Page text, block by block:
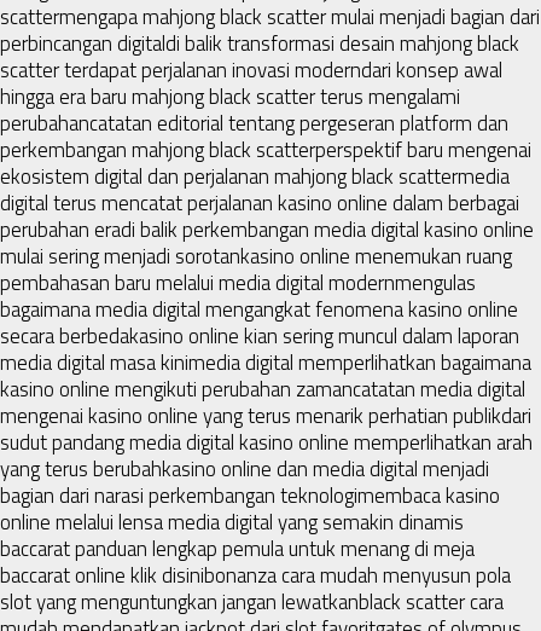
scattermengapa mahjong black scatter mulai menjadi bagian dari
perbincangan digitaldi balik transformasi desain mahjong black
scatter terdapat perjalanan inovasi moderndari konsep awal
hingga era baru mahjong black scatter terus mengalami
perubahancatatan editorial tentang pergeseran platform dan
perkembangan mahjong black scatterperspektif baru mengenai
ekosistem digital dan perjalanan mahjong black scattermedia
digital terus mencatat perjalanan kasino online dalam berbagai
perubahan eradi balik perkembangan media digital kasino online
mulai sering menjadi sorotankasino online menemukan ruang
pembahasan baru melalui media digital modernmengulas
bagaimana media digital mengangkat fenomena kasino online
secara berbedakasino online kian sering muncul dalam laporan
media digital masa kinimedia digital memperlihatkan bagaimana
kasino online mengikuti perubahan zamancatatan media digital
mengenai kasino online yang terus menarik perhatian publikdari
sudut pandang media digital kasino online memperlihatkan arah
yang terus berubahkasino online dan media digital menjadi
bagian dari narasi perkembangan teknologimembaca kasino
online melalui lensa media digital yang semakin dinamis
baccarat panduan lengkap pemula untuk menang di meja
baccarat online klik disinibonanza cara mudah menyusun pola
slot yang menguntungkan jangan lewatkanblack scatter cara